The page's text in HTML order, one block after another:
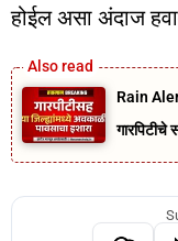
होईल असा अंदाज
Rain